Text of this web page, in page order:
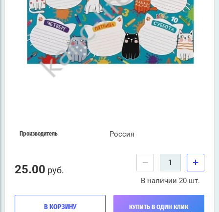
Производитель Россия
25.00 руб.
− +
В наличии 20 шт.
В КОРЗИНУ КУПИТЬ В ОДИН КЛИК